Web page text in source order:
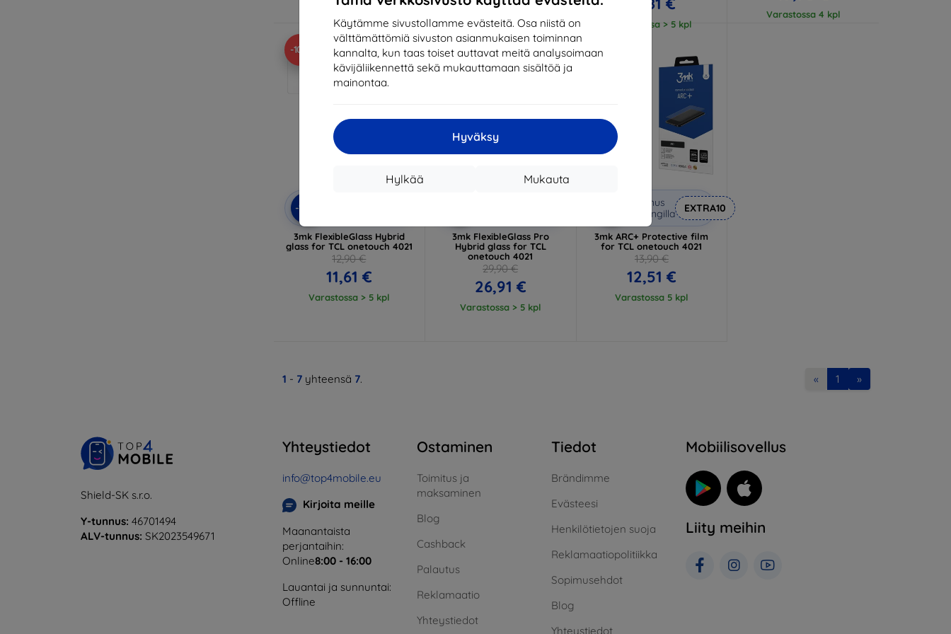
Käytämme sivustollamme evästeitä. Osa niistä on
välttämättömiä sivuston asianmukaisen toiminnan
kannalta, kun taas toiset auttavat meitä analysoimaan
kävijäliikennettä sekä mukauttamaan sisältöä ja
mainontaa.
Hyväksy
Mukauta
Hylkää
Varastossa > 5 kpl Varastossa > 5 kpl Varastossa > 5 kpl
Varastossa 4 kpl
-10%
-10%
3mk FlexibleGlass Hybrid
glass for TCL onetouch 4021
12,90 €
11,61 €
Varastossa > 5 kpl
-10%
3mk FlexibleGlass Pro
Hybrid glass for TCL
onetouch 4021
29,90 €
26,91 €
Varastossa > 5 kpl
-10%
Alennus
kupongilla
EXTRA10
3mk ARC+ Protective film
for TCL onetouch 4021
13,90 €
12,51 €
Varastossa 5 kpl
1 - 7 yhteensä 7. « 1 »
Shield-SK s.r.o.
Y-tunnus: 46701494
ALV-tunnus: SK2023549671
Yhteystiedot
info@top4mobile.eu
Kirjoita meille
Maanantaista
perjantaihin:
Online8:00 - 16:00
Lauantai ja sunnuntai:
Offline
Ostaminen
Toimitus ja
maksaminen
Blog
Cashback
Palautus
Reklamaatio
Yhteystiedot
Tiedot
Brändimme
Evästeesi
Henkilötietojen suoja
Reklamaatiopolitiikka
Sopimusehdot
Blog
Yhteystiedot
Mobiilisovellus
Liity meihin